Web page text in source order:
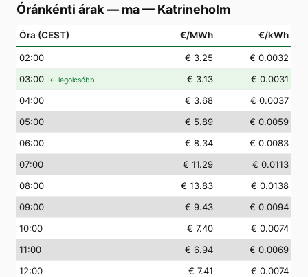
Óránkénti árak — ma— Katrineholm
Óra (CEST) €/MWh €/kWh
02:00 € 3.25
€ 0.0032
03:00 ← legolcsóbb € 3.13
€ 0.0031
04:00 € 3.68
€ 0.0037
05:00 € 5.89
€ 0.0059
06:00 € 8.34
€ 0.0083
07:00 € 11.29
€ 0.0113
08:00 € 13.83
€ 0.0138
09:00 € 9.43
€ 0.0094
10:00 € 7.40
€ 0.0074
11:00 € 6.94
€ 0.0069
12:00 € 7.41
€ 0.0074